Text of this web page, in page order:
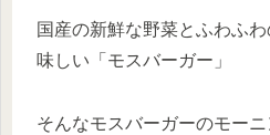
国産の新鮮な野菜とふわふ
味しい「モスバーガー」
そんなモスバーガーのモーニ